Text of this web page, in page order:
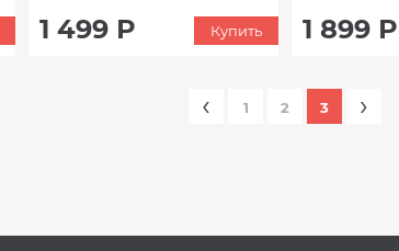
1 499 Р Купить 1 899 Р
‹ 1 2 3 ›